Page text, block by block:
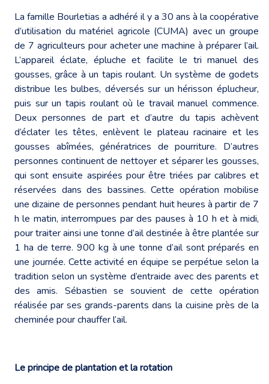
La famille Bourletias a adhéré il y a 30 ans à la coopérative
d’utilisation du matériel agricole (CUMA) avec un groupe
de 7 agriculteurs pour acheter une machine à préparer l’ail.
L’appareil éclate, épluche et facilite le tri manuel des
gousses, grâce à un tapis roulant. Un système de godets
distribue les bulbes, déversés sur un hérisson éplucheur,
puis sur un tapis roulant où le travail manuel commence.
Deux personnes de part et d’autre du tapis achèvent
d’éclater les têtes, enlèvent le plateau racinaire et les
gousses abîmées, génératrices de pourriture. D’autres
personnes continuent de nettoyer et séparer les gousses,
qui sont ensuite aspirées pour être triées par calibres et
réservées dans des bassines. Cette opération mobilise
une dizaine de personnes pendant huit heures à partir de 7
h le matin, interrompues par des pauses à 10 h et à midi,
pour traiter ainsi une tonne d’ail destinée à être plantée sur
1 ha de terre. 900 kg à une tonne d’ail sont préparés en
une journée. Cette activité en équipe se perpétue selon la
tradition selon un système d’entraide avec des parents et
des amis. Sébastien se souvient de cette opération
réalisée par ses grands-parents dans la cuisine près de la
cheminée pour chauffer l’ail.
Le principe de plantation et la rotation